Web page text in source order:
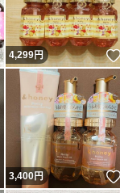
いいね！
4,299円
いいね！
3,400円